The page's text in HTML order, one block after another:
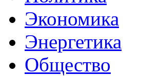
Экономика
Энергетика
Общество